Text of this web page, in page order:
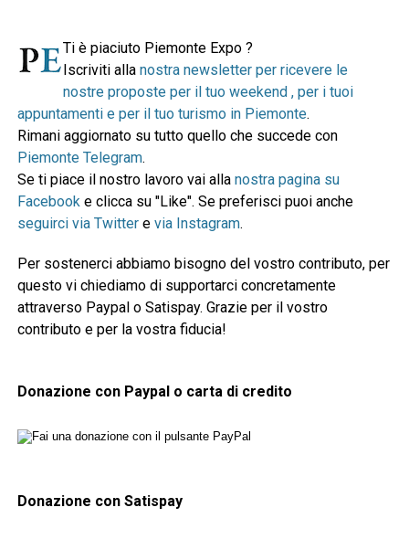
Ti è piaciuto Piemonte Expo ?
Iscriviti alla nostra newsletter per ricevere le
nostre proposte per il tuo weekend , per i tuoi
appuntamenti e per il tuo turismo in Piemonte.
Rimani aggiornato su tutto quello che succede con
Piemonte Telegram.
Se ti piace il nostro lavoro vai alla nostra pagina su
Facebook e clicca su "Like". Se preferisci puoi anche
seguirci via Twittere via Instagram.
Per sostenerci abbiamo bisogno del vostro contributo, per
questo vi chiediamo di supportarci concretamente
attraverso Paypal o Satispay. Grazie per il vostro
contributo e per la vostra fiducia!
Donazione con Paypal o carta di credito
Donazione con Satispay